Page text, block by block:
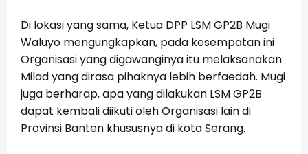
Di lokasi yang sama, Ketua DPP LSM GP2B Mugi
Waluyo mengungkapkan, pada kesempatan ini
Organisasi yang digawanginya itu melaksanakan
Milad yang dirasa pihaknya lebih berfaedah. Mugi
juga berharap, apa yang dilakukan LSM GP2B
dapat kembali diikuti oleh Organisasi lain di
Provinsi Banten khususnya di kota Serang.